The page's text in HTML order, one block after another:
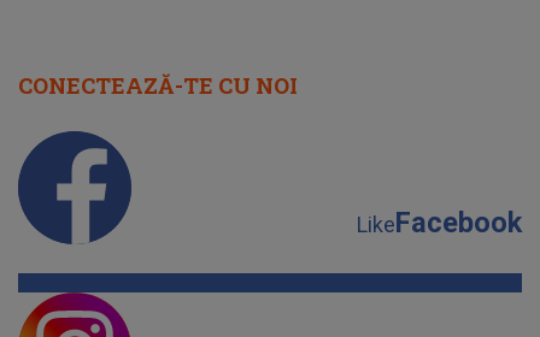
CONECTEAZĂ-TE CU NOI
LikeFacebook